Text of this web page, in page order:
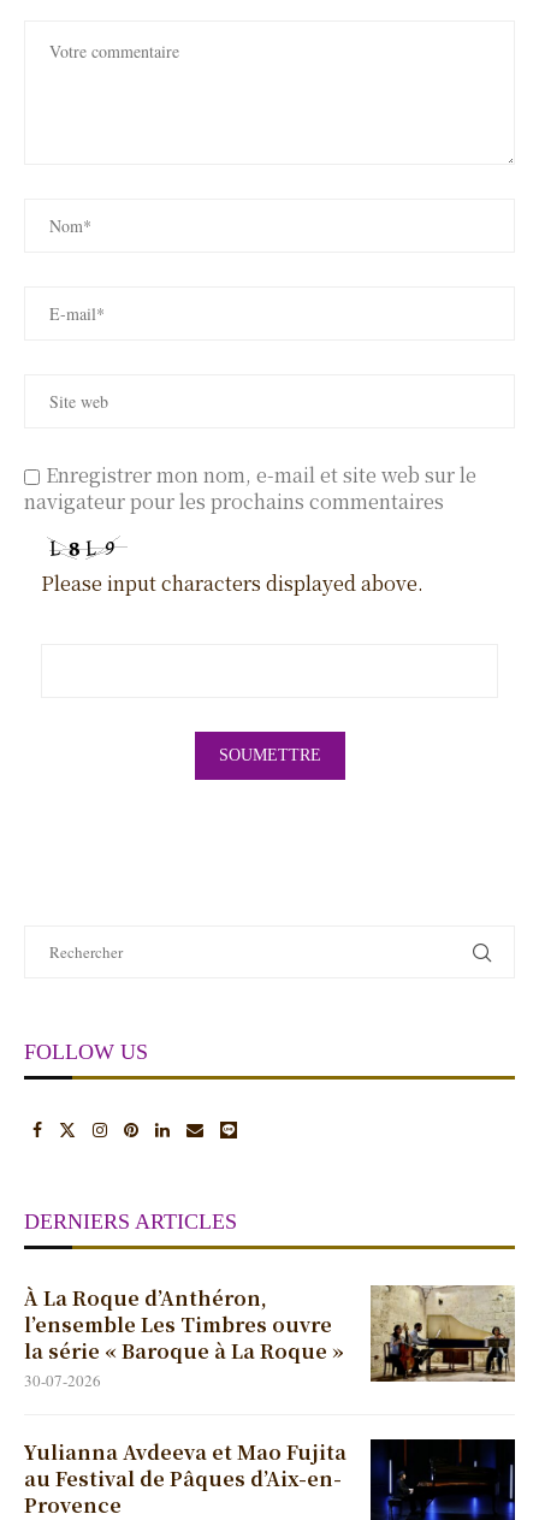
Enregistrer mon nom, e-mail et site web sur le
navigateur pour les prochains commentaires
Please input characters displayed above.
FOLLOW US
DERNIERS ARTICLES
À La Roque d’Anthéron,
l’ensemble Les Timbres ouvre
la série « Baroque à La Roque »
30-07-2026
Yulianna Avdeeva et Mao Fujita
au Festival de Pâques d’Aix-en-
Provence